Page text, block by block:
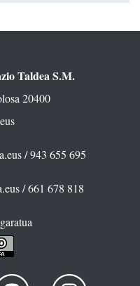
Taldea S.M.
20400
/ 943 655 695
/ 661 678 818